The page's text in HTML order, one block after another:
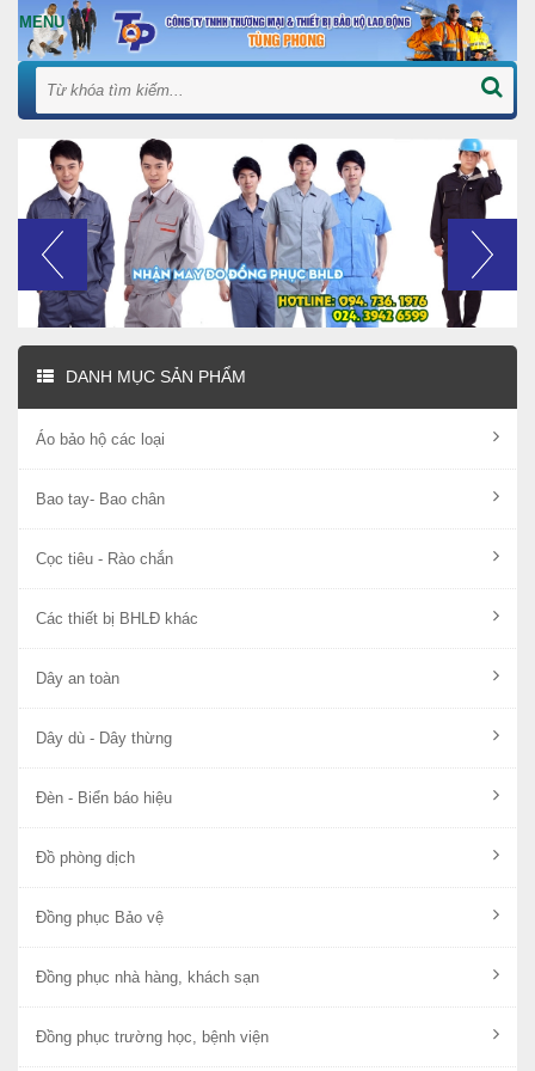
DANH MỤC SẢN PHẨM
Áo bảo hộ các loại
Bao tay- Bao chân
Cọc tiêu - Rào chắn
Các thiết bị BHLĐ khác
Dây an toàn
Dây dù - Dây thừng
Đèn - Biển báo hiệu
Đồ phòng dịch
Đồng phục Bảo vệ
Đồng phục nhà hàng, khách sạn
Đồng phục trường học, bệnh viện